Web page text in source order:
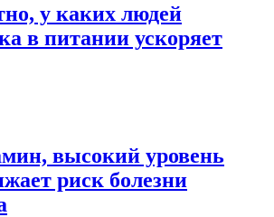
у каких людей
в питании ускоряет
высокий уровень
риск болезни